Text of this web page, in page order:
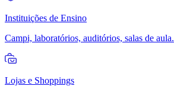
Instituições de Ensino
Campi, laboratórios, auditórios, salas de aula.
Lojas e Shoppings